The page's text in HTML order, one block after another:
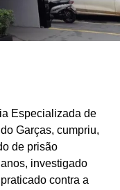
Especializada de
Garças, cumpriu,
de prisão
investigado
contra a